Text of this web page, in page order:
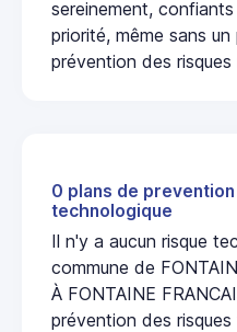
sereinement,
priorité, même sans
prévention des risques
0 plans de
technologique
Il n'y a aucun risque
commune de
À FONTAINE
prévention des